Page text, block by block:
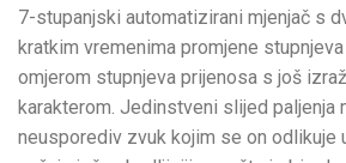
7-stupanjski automatizirani mjenjač s
kratkim vremenima promjene
omjerom stupnjeva prijenosa s još
karakterom. Jedinstveni slijed paljenja
neusporediv zvuk kojim se on odlikuje